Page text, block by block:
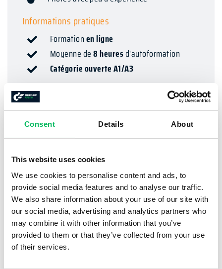
Consent Details About
This website uses cookies
We use cookies to personalise content and ads, to
provide social media features and to analyse our traffic.
We also share information about your use of our site with
our social media, advertising and analytics partners who
may combine it with other information that you’ve
provided to them or that they’ve collected from your use
of their services.
Informations pratiques
Formationen ligne
Moyenne de8 heuresd'autoformation
Catégorie ouverte A1/A3
RECOMMANDÉ
DRONEPILOT BASIC